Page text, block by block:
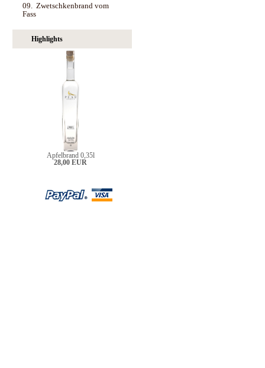
09. Zwetschkenbrand vom
Fass
Highlights
Apfelbrand 0,35l
28,00 EUR